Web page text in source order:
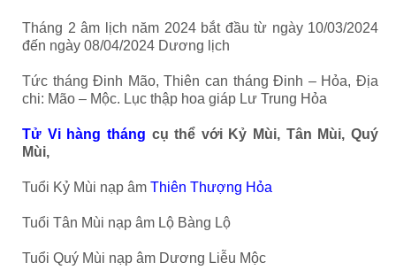
Tháng 2 âm lịch năm 2024 bắt đầu từ ngày 10/03/2024
đến ngày 08/04/2024 Dương lịch
Tức tháng Đinh Mão, Thiên can tháng Đinh – Hỏa, Địa
chi: Mão – Mộc. Lục thập hoa giáp Lư Trung Hỏa
Tử Vi hàng tháng cụ thể với Kỷ Mùi, Tân Mùi, Quý
Mùi,
Tuổi Kỷ Mùi nạp âm Thiên Thượng Hỏa
Tuổi Tân Mùi nạp âm Lộ Bàng Lộ
Tuổi Quý Mùi nạp âm Dương Liễu Mộc